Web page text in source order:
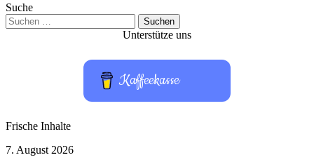
Suche
Suchen
nach:
Unterstütze uns
Kaffeekasse
Frische Inhalte
ChatGPT
7. August 2026